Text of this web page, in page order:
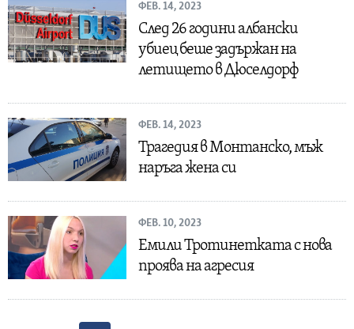
ФЕВ. 14, 2023
След 26 години албански
убиец беше задържан на
летището в Дюселдорф
ФЕВ. 14, 2023
Трагедия в Монтанско, мъж
наръга жена си
ФЕВ. 10, 2023
Емили Тротинетката с нова
проява на агресия